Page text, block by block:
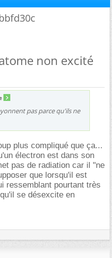
non excité
pas parce qu'ils ne
plus compliqué que ça...
électron est dans son
pas de radiation car il "ne
que lorsqu'il est
ressemblant pourtant très
se désexcite en